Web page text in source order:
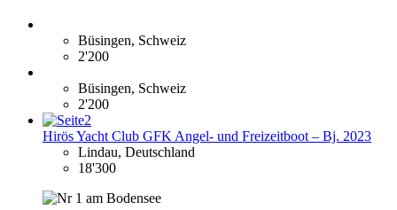
Büsingen, Schweiz
2'200
Büsingen, Schweiz
2'200
Hirös Yacht Club GFK Angel- und Freizeitboot – Bj. 2023
Lindau, Deutschland
18'300